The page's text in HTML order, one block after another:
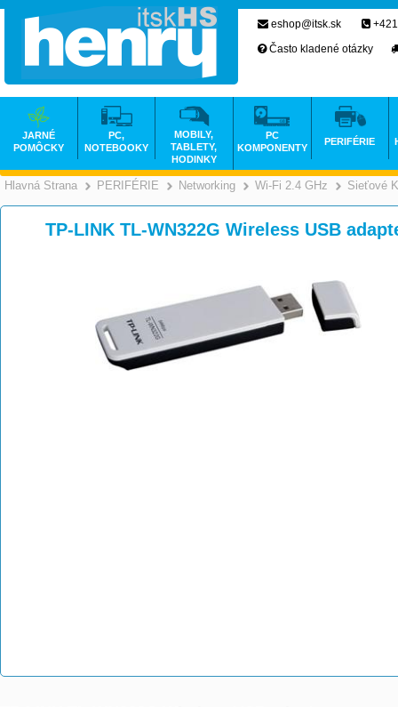
Hlavná Strana >
PERIFÉRIE >
Networking >
Wi-Fi 2.4 GHz Sieťové
TP-LINK TL-WN322G Wireless USB
eshop@itsk.sk
Často kladené otázky
JARNÉ
POMÔCKY
PC,
NOTEBOOKY
MOBILY,
TABLETY,
HODINKY
PC
KOMPONENTY
PERIFÉRIE